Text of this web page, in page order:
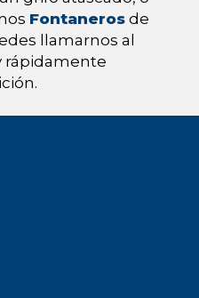
Fontaneros de
llamarnos al
rápidamente